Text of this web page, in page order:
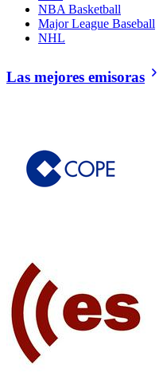
NBA Basketball
Major League Baseball
NHL
Las mejores emisoras